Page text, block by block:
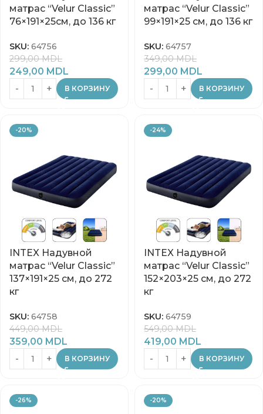
матрас “Velur Classic”
76×191×25см, до 136 кг
SKU: 64756
299,00MDL
249,00 MDL
В КОРЗИНУ
матрас “Velur Classic”
99×191×25 см, до 136 кг
SKU: 64757
349,00MDL
299,00 MDL
В КОРЗИНУ
-20%
INTEX Надувной
матрас “Velur Classic”
137×191×25 см, до 272
кг
SKU: 64758
449,00MDL
359,00 MDL
В КОРЗИНУ
-24%
INTEX Надувной
матрас “Velur Classic”
152×203×25 см, до 272
кг
SKU: 64759
549,00MDL
419,00 MDL
В КОРЗИНУ
-26% -20%